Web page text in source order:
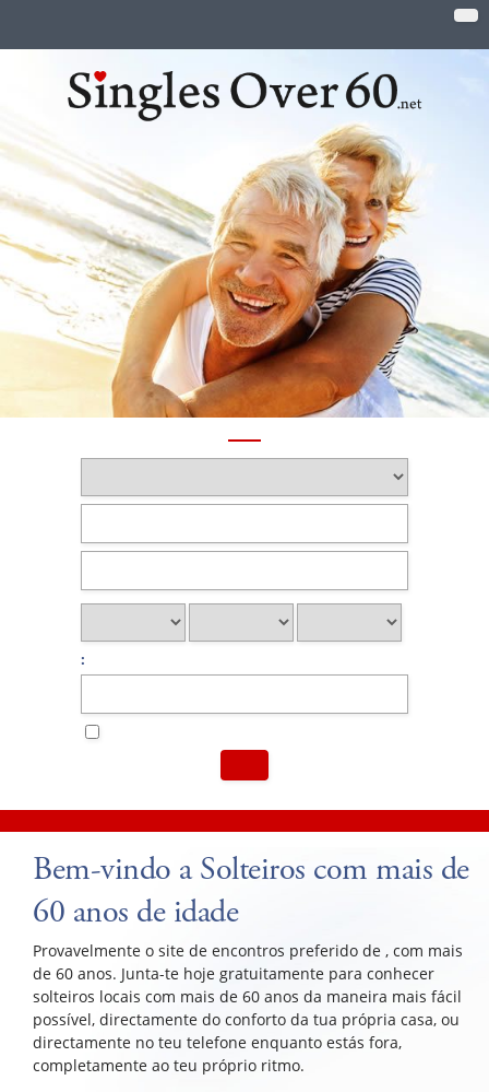
:
Bem-vindo a Solteiros com mais de
60 anos de idade
Provavelmente o site de encontros preferido de , com mais
de 60 anos. Junta-te hoje gratuitamente para conhecer
solteiros locais com mais de 60 anos da maneira mais fácil
possível, directamente do conforto da tua própria casa, ou
directamente no teu telefone enquanto estás fora,
completamente ao teu próprio ritmo.